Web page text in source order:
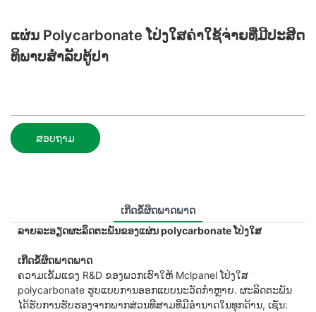
ແຜ່ນ Polycarbonate ໂປ່ງໃສຄ່າໃຊ້ຈ່າຍທີ່ມີປະສິດ
ທິພາບສໍາລັບຕູ້ປາ
ສອບຖາມ
ເກີດຂໍ້ຜິດພາດພາດ
ລາຍລະອຽດຜະລິດຕະພັນຂອງແຜ່ນ polycarbonate ໂປ່ງໃສ
ເກີດຂໍ້ຜິດພາດພາດ
ຄວາມເຂັ້ມແຂງ R&D ຂອງພວກເຮົາໃຫ້ Mclpanel ໂປ່ງໃສ
polycarbonate ຮູບແບບການອອກແບບນະວັດກໍາຫຼາຍ. ຜະລິດຕະພັນ
ໄດ້ຮັບການຮັບຮອງຈາກພາກສ່ວນທີສາມທີ່ມີອຳນາດໃນທຸກດ້ານ, ເຊັ່ນ: